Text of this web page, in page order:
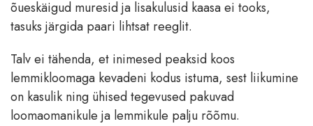
õueskäigud muresid ja lisakulusid kaasa ei tooks,
tasuks järgida paari lihtsat reeglit.
Talv ei tähenda, et inimesed peaksid koos
lemmikloomaga kevadeni kodus istuma, sest liikumine
on kasulik ning ühised tegevused pakuvad
loomaomanikule ja lemmikule palju rõõmu.